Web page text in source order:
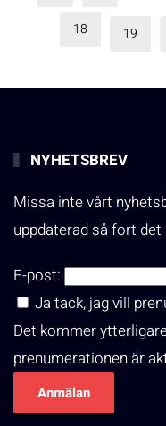
18 19
NYHETSBREV
Missa inte vårt
uppdaterad så fort
E-post:
Ja tack, jag vill
Det kommer
prenumerationen är